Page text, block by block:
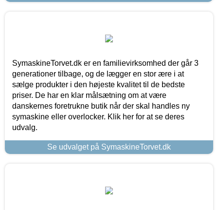
SymaskineTorvet.dk er en familievirksomhed der går 3
generationer tilbage, og de lægger en stor ære i at
sælge produkter i den højeste kvalitet til de bedste
priser. De har en klar målsætning om at være
danskernes foretrukne butik når der skal handles ny
symaskine eller overlocker. Klik her for at se deres
udvalg.
Se udvalget på SymaskineTorvet.dk